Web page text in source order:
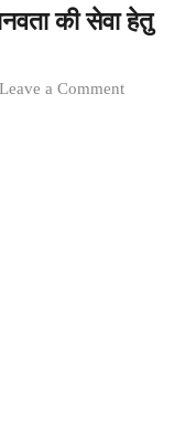
की सेवा हेतु
Leave a Commenton